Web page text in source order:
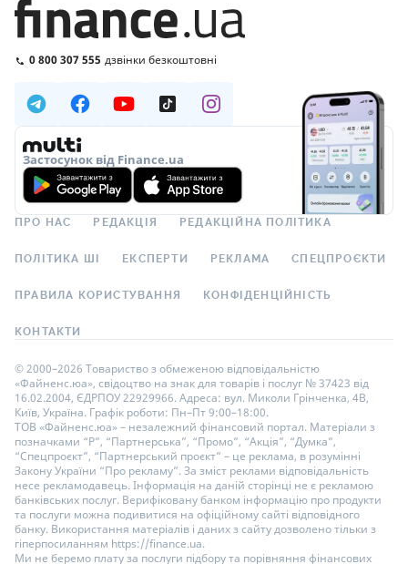
0 800 307 555 дзвінки безкоштовні
Застосунок від Finance.ua
ПРО НАС РЕДАКЦІЯ РЕДАКЦІЙНА ПОЛІТИКА
ПОЛІТИКА ШІ ЕКСПЕРТИ РЕКЛАМА СПЕЦПРОЄКТИ
ПРАВИЛА КОРИСТУВАННЯ КОНФІДЕНЦІЙНІСТЬ
КОНТАКТИ
© 2000–2026 Товариство з обмеженою відповідальністю
«Файненс.юа», свідоцтво на знак для товарів і послуг № 37423 від
16.02.2004, ЄДРПОУ 22929966. Адреса: вул. Миколи Грінченка, 4В,
Київ, Україна. Графік роботи: Пн–Пт 9:00–18:00.
ТОВ «Файненс.юа» – незалежний фінансовий портал. Матеріали з
позначками “Р”, “Партнерська”, “Промо”, “Акція”, “Думка”,
“Спецпроєкт”, “Партнерський проєкт” – це реклама, в розумінні
Закону України “Про рекламу”. За зміст реклами відповідальність
несе рекламодавець. Інформація на даній сторінці не є рекламою
банківських послуг. Верифіковану банком інформацію про продукти
та послуги можна подивитися на офіційному сайті відповідного
банку. Використання матеріалів і даних з сайту дозволено тільки з
гіперпосиланням https://finance.ua.
Ми не беремо плату за послуги підбору та порівняння фінансових